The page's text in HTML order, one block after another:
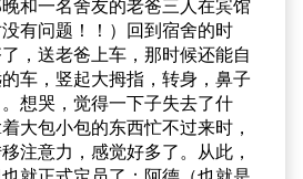
和一名舍友的老爸三人在宾馆
有问题！！）回到宿舍的时
，送老爸上车，那时候还能自
车，竖起大拇指，转身，鼻子
想哭，觉得一下子失去了什
大包小包的东西忙不过来时，
注意力，感觉好多了。从此，